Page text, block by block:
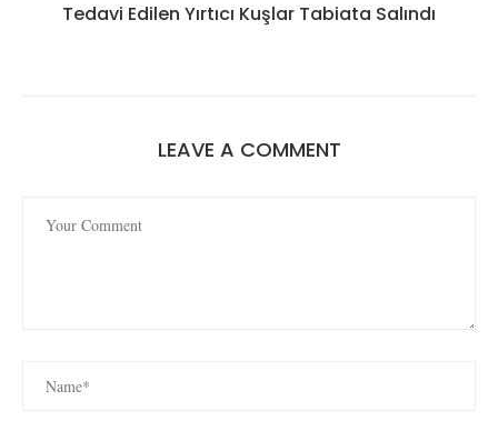
Tedavi Edilen Yırtıcı Kuşlar Tabiata Salındı
LEAVE A COMMENT